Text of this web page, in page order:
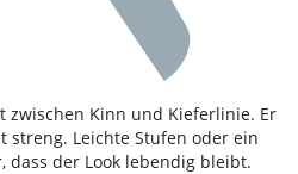
zwischen Kinn und Kieferlinie. Er
streng. Leichte Stufen oder ein
dass der Look lebendig bleibt.